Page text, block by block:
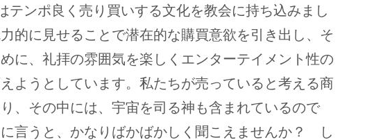
テンポ良く売り買いする文化を教会に持ち込みまし
的に見せることで潜在的な購買意欲を引き出し、そ
に、礼拝の雰囲気を楽しくエンターテイメント性の
ようとしています。私たちが売っていると考える商
、その中には、宇宙を司る神も含まれているので
言うと、かなりばかばかしく聞こえませんか？ し